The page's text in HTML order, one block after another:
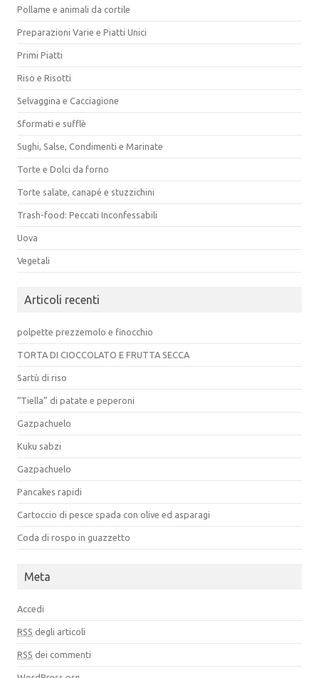
Pollame e animali da cortile
Preparazioni Varie e Piatti Unici
Primi Piatti
Riso e Risotti
Selvaggina e Cacciagione
Sformati e sufflè
Sughi, Salse, Condimenti e Marinate
Torte e Dolci da forno
Torte salate, canapé e stuzzichini
Trash-food: Peccati Inconfessabili
Uova
Vegetali
Articoli recenti
polpette prezzemolo e finocchio
TORTA DI CIOCCOLATO E FRUTTA SECCA
Sartù di riso
“Tiella” di patate e peperoni
Gazpachuelo
Kuku sabzi
Gazpachuelo
Pancakes rapidi
Cartoccio di pesce spada con olive ed asparagi
Coda di rospo in guazzetto
Meta
Accedi
RSS degli articoli
RSS dei commenti